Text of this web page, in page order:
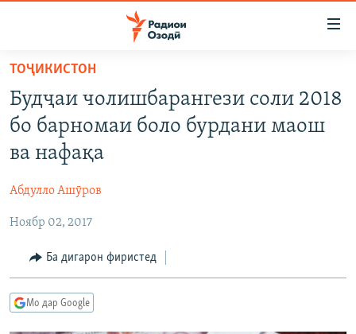
Ҷаҳиш
мояи
аслӣ
ба
феҳристи
Ҷаҳиш
ҷустор
СИЁСАТ
ИҚТИСОД
ҚАЗИЯИ "КРОКУС"
ОСИЁИ МАРКАЗӢ
ФАРҲАНГ
ВАРЗИШ
ГАПИ ОЗОД
РӮЗГОРИ МУҲОҶИР
ТАҲҚИҚОТ
ҶАНГ ДАР УКРАИНА
НАЗАРИ МАРДУМ
ОЗОДӢ ОНЛАЙН
ВИДЕО
РӮЙХАТҲО
ТОҶИКИСТОН
Будҷаи чолишбарангези соли 2018
бо барномаи боло бурдани маош
ва нафақа
Абдулло Ашӯров
Ноябр 02, 2017
Ба дигарон фиристед
Мо дар Google